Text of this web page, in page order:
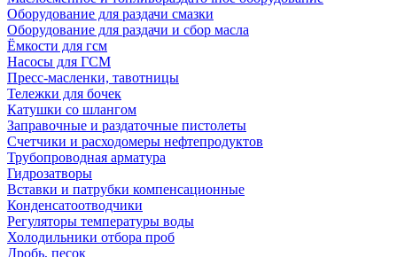
Оборудование для раздачи смазки
Оборудование для раздачи и сбор масла
Ёмкости для гсм
Насосы для ГСМ
Пресс-масленки, тавотницы
Тележки для бочек
Катушки со шлангом
Заправочные и раздаточные пистолеты
Счетчики и расходомеры нефтепродуктов
Трубопроводная арматура
Гидрозатворы
Вставки и патрубки компенсационные
Конденсатоотводчики
Регуляторы температуры воды
Холодильники отбора проб
Дробь, песок